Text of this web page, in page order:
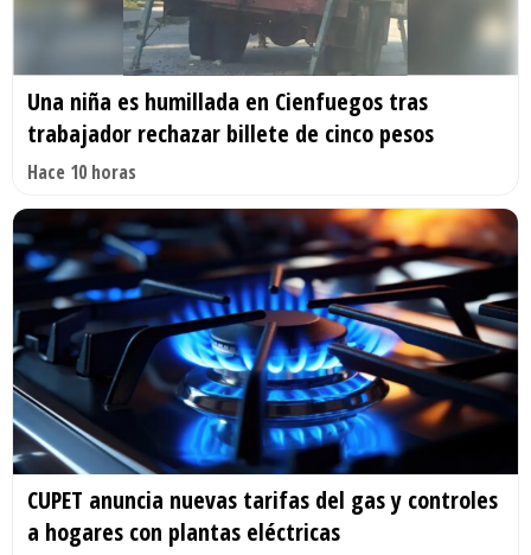
Una niña es humillada en Cienfuegos tras
trabajador rechazar billete de cinco pesos
Hace 10 horas
CUPET anuncia nuevas tarifas del gas y controles
a hogares con plantas eléctricas